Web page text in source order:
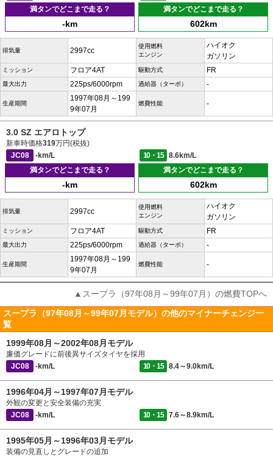
満タンでどこまで走る？
-km
満タンでどこまで走る？
602km
排気量 2997cc
使用燃料
エンジン
ハイオク
ガソリン
ミッション フロア4AT 駆動方式 FR
最大出力 225ps/6000rpm 過給器（ターボ） -
生産期間
1997年08月～199
9年07月
燃費性能 -
3.0 SZ エアロトップ
新車時価格319万円(税抜)
JC08
-km/L 10・15
8.6km/L
満タンでどこまで走る？
-km
満タンでどこまで走る？
602km
排気量 2997cc
使用燃料
エンジン
ハイオク
ガソリン
ミッション フロア4AT 駆動方式 FR
最大出力 225ps/6000rpm 過給器（ターボ） -
生産期間
1997年08月～199
9年07月
燃費性能 -
▲スープラ（97年08月～99年07月）の燃費TOPへ
スープラ（97年08月～99年07月モデル）の他のマイナーチェンジ一
覧
1999年08月～2002年08月モデル
廉価グレードに前後異サイズタイヤを採用
JC08
-km/L 10・15 8.4～9.0km/L
1996年04月～1997年07月モデル
外観の変更と安全装備の充実
JC08
-km/L 10・15 7.6～8.9km/L
1995年05月～1996年03月モデル
装備の見直しとグレードの追加